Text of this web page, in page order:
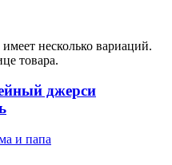
несколько вариаций.
товара.
джерси
и папа